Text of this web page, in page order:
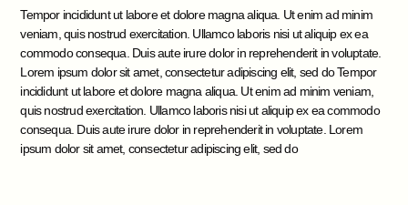
Tempor incididunt ut labore et dolore magna aliqua. Ut enim ad minim
veniam, quis nostrud exercitation. Ullamco laboris nisi ut aliquip ex ea
commodo consequa. Duis aute irure dolor in reprehenderit in voluptate.
Lorem ipsum dolor sit amet, consectetur adipiscing elit, sed do Tempor
incididunt ut labore et dolore magna aliqua. Ut enim ad minim veniam,
quis nostrud exercitation. Ullamco laboris nisi ut aliquip ex ea commodo
consequa. Duis aute irure dolor in reprehenderit in voluptate. Lorem
ipsum dolor sit amet, consectetur adipiscing elit, sed do